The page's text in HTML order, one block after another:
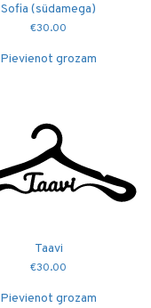
Sofia (südamega)
€30.00
Pievienot grozam
Taavi
€30.00
Pievienot grozam